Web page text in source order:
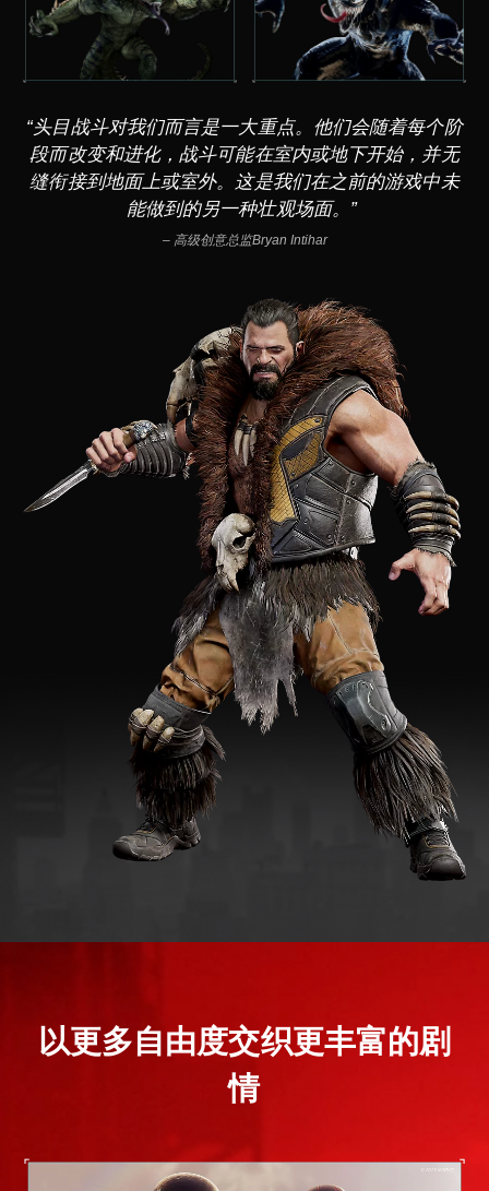
“头目战斗对我们而言是一大重点。他们会随着每个阶
段而改变和进化，战斗可能在室内或地下开始，并无
缝衔接到地面上或室外。这是我们在之前的游戏中未
能做到的另一种壮观场面。”
– 高级创意总监Bryan Intihar
以更多自由度交织更丰富的剧
情